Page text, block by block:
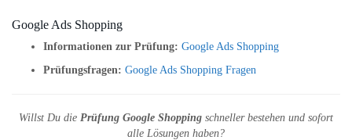
Google Ads Shopping
Informationen zur Prüfung: Google Ads Shopping
Prüfungsfragen: Google Ads Shopping Fragen
Willst Du die Prüfung Google Shopping schneller bestehen und sofort
alle Lösungen haben?